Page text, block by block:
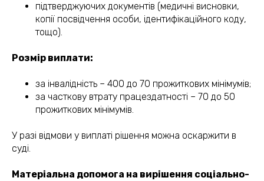
підтверджуючих документів (медичні висновки,
копії посвідчення особи, ідентифікаційного коду,
тощо).
Розмір виплати:
за інвалідність – 400 до 70 прожиткових мінімумів;
за часткову втрату працездатності – 70 до 50
прожиткових мінімумів.
У разі відмови у виплаті рішення можна оскаржити в
суді.
Матеріальна допомога на вирішення соціально-